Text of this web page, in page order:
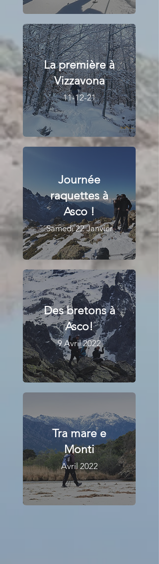
La première à
Vizzavona
11-12-21
Journée
raquettes à
Asco !
Samedi 22 Janvier
Des bretons à
Asco!
9 Avril 2022
Tra mare e
Monti
Avril 2022